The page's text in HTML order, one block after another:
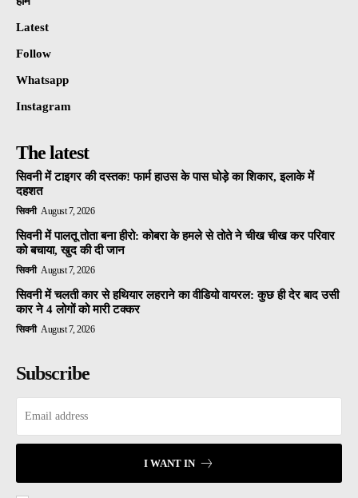
Latest
Follow
Whatsapp
Instagram
The latest
सिवनी में टाइगर की दस्तक! फार्म हाउस के पास घोड़े का शिकार, इलाके में
दहशत
सिवनी August 7, 2026
सिवनी में पालतू तोता बना हीरो: कोबरा के हमले से तोते ने चीख चीख कर परिवार
को बचाया, खुद की दी जान
सिवनी August 7, 2026
सिवनी में चलती कार से हथियार लहराने का वीडियो वायरल: कुछ ही देर बाद उसी
कार ने 4 लोगों को मारी टक्कर
सिवनी August 7, 2026
Subscribe
I WANT IN